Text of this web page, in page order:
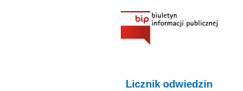
Licznik odwiedzin